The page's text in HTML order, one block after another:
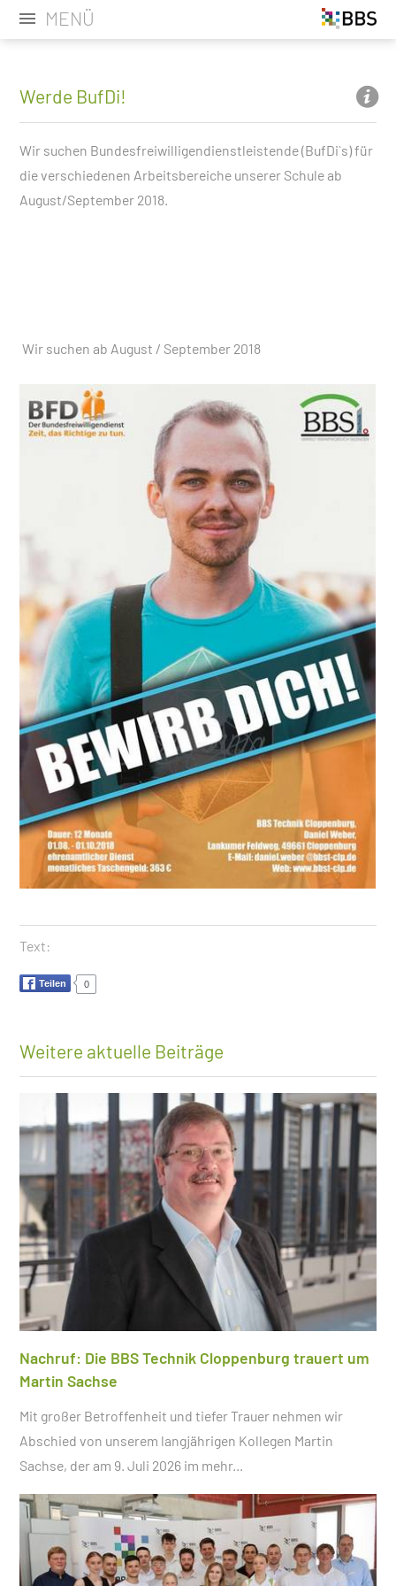
MENÜ
Werde BufDi!
Wir suchen Bundesfreiwilligendienstleistende (BufDi`s) für
die verschiedenen Arbeitsbereiche unserer Schule ab
August/September 2018.
Wir suchen ab August / September 2018
Text:
Teilen 0
Weitere aktuelle Beiträge
Nachruf: Die BBS Technik Cloppenburg trauert um
Martin Sachse
Mit großer Betroffenheit und tiefer Trauer nehmen wir
Abschied von unserem langjährigen Kollegen Martin
Sachse, der am 9. Juli 2026 im mehr...